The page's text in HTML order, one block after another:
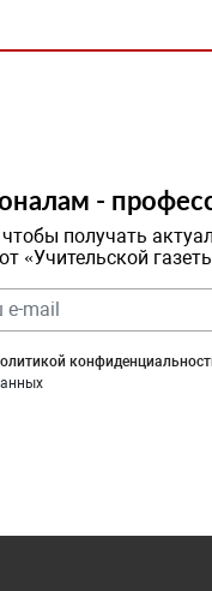
-
получать
«Учительской